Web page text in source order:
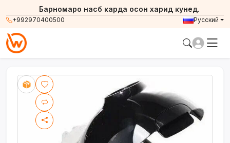
+992970400500
Барномаро насб карда осон харид кунед.
Русский